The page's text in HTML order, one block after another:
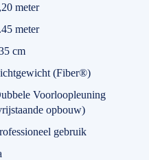
meter
meter
cm
(Fiber®)
Voorloopleuning
opbouw)
gebruik